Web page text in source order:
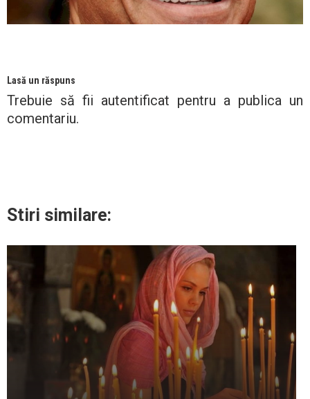
Lasă un răspuns
Trebuie să fii autentificat pentru a publica un
comentariu.
Stiri similare: